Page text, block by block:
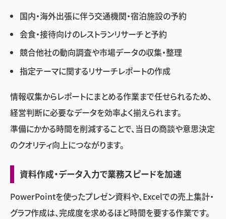
国内・海外出張に伴う交通機関・宿泊施設の予約
会食・接待向けのレストランリサーチと予約
競合他社の動向調査や市場データの収集・整理
指定テーマに関するリサーチレポートの作成
情報収集からレポートにまとめる作業まで任せられるため、
経営判断に必要なデータを効率よく揃えられます。
準備にかかる時間を削減することで、当日の商談や意思決定
のクオリティ向上につながります。
資料作成・データ入力で業務スピードを加速
PowerPointを使ったプレゼン資料や、Excelでの売上集計・
グラフ作成は、完成度を求めるほど時間を要する作業です。